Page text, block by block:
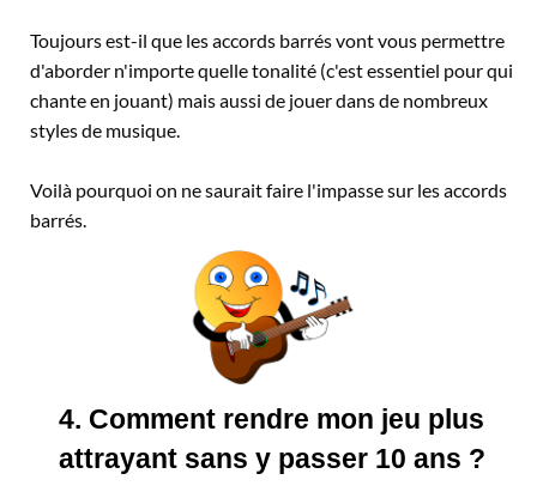
Toujours est-il que les accords barrés vont vous permettre
d'aborder n'importe quelle tonalité (c'est essentiel pour qui
chante en jouant) mais aussi de jouer dans de nombreux
styles de musique.
Voilà pourquoi on ne saurait faire l'impasse sur les accords
barrés.
4. Comment rendre mon jeu plus
attrayant sans y passer 10 ans ?